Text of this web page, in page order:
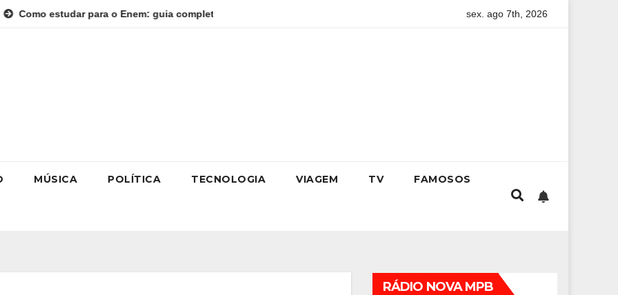
para o Enem: guia completo para conquistar a vaga na universidade Kristhel Byancco inspira líderes e empreendedoras
sex. ago 7th, 2026
MÚSICA POLÍTICA TECNOLOGIA VIAGEM TV FAMOSOS
RÁDIO NOVA MPB